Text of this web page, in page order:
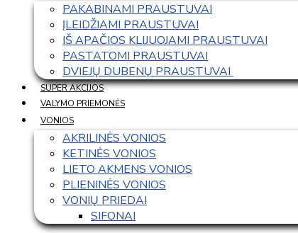
PAKABINAMI PRAUSTUVAI
ĮLEIDŽIAMI PRAUSTUVAI
IŠ APAČIOS KLIJUOJAMI PRAUSTUVAI
PASTATOMI PRAUSTUVAI
DVIEJŲ DUBENŲ PRAUSTUVAI
SUPER AKCIJOS
VALYMO PRIEMONĖS
VONIOS
AKRILINĖS VONIOS
KETINĖS VONIOS
LIETO AKMENS VONIOS
PLIENINĖS VONIOS
VONIŲ PRIEDAI
SIFONAI